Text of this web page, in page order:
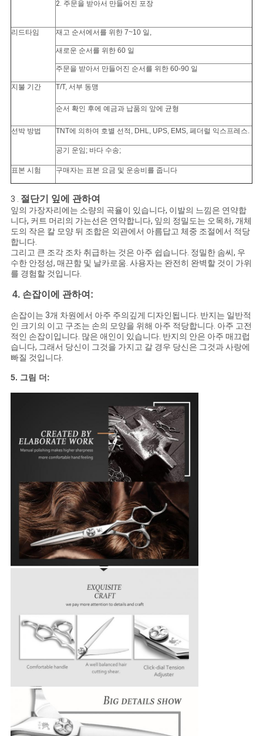
2. 주문을 받아서 만들어진 포장
리드타임 재고 순서에서를 위한 7~10 일,
새로운 순서를 위한 60 일
주문을 받아서 만들어진 순서를 위한 60-90 일
지불 기간 T/T, 서부 동맹
순서 확인 후에 예금과 납품의 앞에 균형
선박 방법 TNT에 의하여 호별 선적, DHL, UPS, EMS, 페더럴 익스프레스.
공기 운임; 바다 수송;
표본 시험 구매자는 표본 요금 및 운송비를 줍니다
3 . 절단기 잎에 관하여
잎의 가장자리에는 소량의 곡율이 있습니다, 이발의 느낌은 연약합
니다, 커트 머리의 가는선은 연약합니다, 잎의 정밀도는 오목하, 개체
도의 작은 칼 모양 뒤 조합은 외관에서 아름답고 체중 조절에서 적당
합니다.
그리고 큰 조각 조차 취급하는 것은 아주 쉽습니다. 정밀한 솜씨, 우
수한 안정성, 매끈함 및 날카로움. 사용자는 완전히 완벽할 것이 가위
를 경험할 것입니다.
4. 손잡이에 관하여:
손잡이는 3개 차원에서 아주 주의깊게 디자인됩니다. 반지는 일반적
인 크기의 이고 구조는 손의 모양을 위해 아주 적당합니다. 아주 고전
적인 손잡이입니다. 많은 애인이 있습니다. 반지의 안은 아주 매끄럽
습니다, 그래서 당신이 그것을 가지고 갈 경우 당신은 그것과 사랑에
빠질 것입니다.
5. 그림 더: